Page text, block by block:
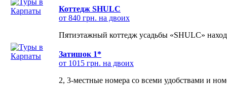
Коттедж SHULC
от 840 грн. на двоих
Пятиэтажный коттедж усадьбы «SHULC»
Затишок 1*
от 1015 грн. на двоих
2, 3-местные номера со всеми удобствами и